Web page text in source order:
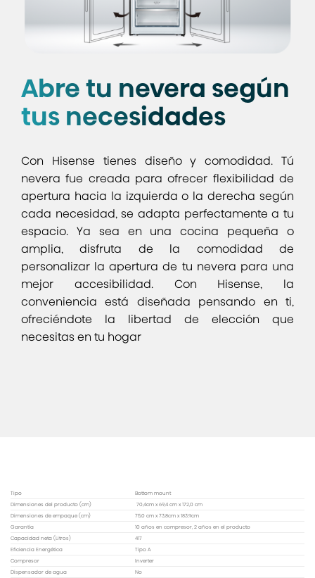
Abre tu nevera según
tus necesidades
Con Hisense tienes diseño y comodidad. Tú
nevera fue creada para ofrecer flexibilidad de
apertura hacia la izquierda o la derecha según
cada necesidad, se adapta perfectamente a tu
espacio. Ya sea en una cocina pequeña o
amplia, disfruta de la comodidad de
personalizar la apertura de tu nevera para una
mejor accesibilidad. Con Hisense, la
conveniencia está diseñada pensando en ti,
ofreciéndote la libertad de elección que
necesitas en tu hogar
Tipo
Bottom mount
Dimensiones del producto (cm)
70,4cm x 69,4 cm x 172,0 cm
Dimensiones de empaque (cm)
75,0 cm x 73,8cm x 183,9cm
Garantía
10 años en compresor, 2 años en el producto
Capacidad neta (Litros)
417
Eficiencia Energética
Tipo A
Compresor
Inverter
Dispensador de agua
No